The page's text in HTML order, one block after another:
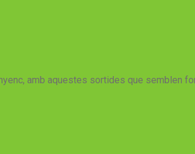
amb aquestes sortides que semblen